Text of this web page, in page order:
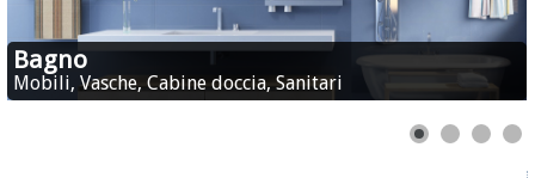
Bagno
Mobili, Vasche, Cabine doccia, Sanitari